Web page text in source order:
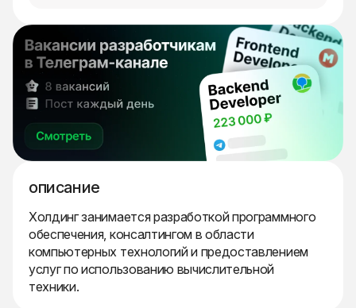
описание
Холдинг занимается разработкой программного
обеспечения, консалтингом в области
компьютерных технологий и предоставлением
услуг по использованию вычислительной
техники.